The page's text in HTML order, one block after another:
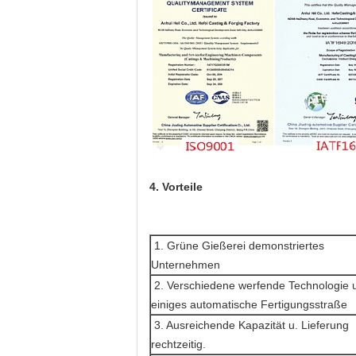
4. Vorteile
1. Grüne Gießerei demonstriertes
Unternehmen
2. Verschiedene werfende Technologie
einiges automatische Fertigungsstraße
3. Ausreichende Kapazität u. Lieferung
rechtzeitig.